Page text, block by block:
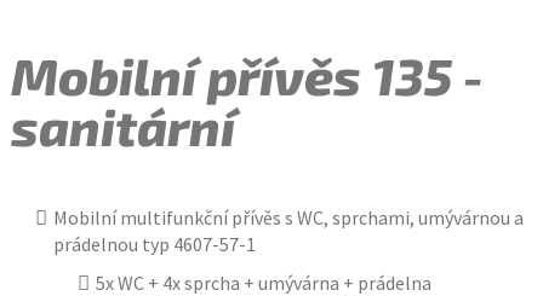
Mobilní přívěs 135 -
sanitární
Mobilní multifunkční přívěs s WC, sprchami, umývárnou a
prádelnou typ 4607-57-1
5x WC + 4x sprcha + umývárna + prádelna